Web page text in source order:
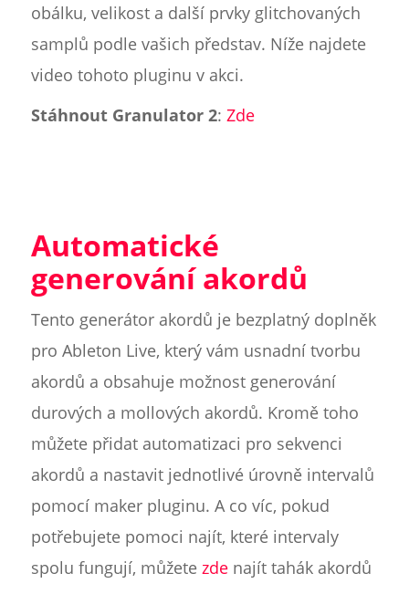
obálku, velikost a další prvky glitchovaných
samplů podle vašich představ. Níže najdete
video tohoto pluginu v akci.
Stáhnout Granulator 2: Zde
Automatické
generování akordů
Tento generátor akordů je bezplatný doplněk
pro Ableton Live, který vám usnadní tvorbu
akordů a obsahuje možnost generování
durových a mollových akordů. Kromě toho
můžete přidat automatizaci pro sekvenci
akordů a nastavit jednotlivé úrovně intervalů
pomocí maker pluginu. A co víc, pokud
potřebujete pomoci najít, které intervaly
spolu fungují, můžete zdenajít tahák akordů